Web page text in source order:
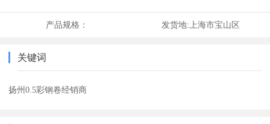
产品规格： 发货地: 上海市宝山区
关键词
扬州0.5彩钢卷经销商